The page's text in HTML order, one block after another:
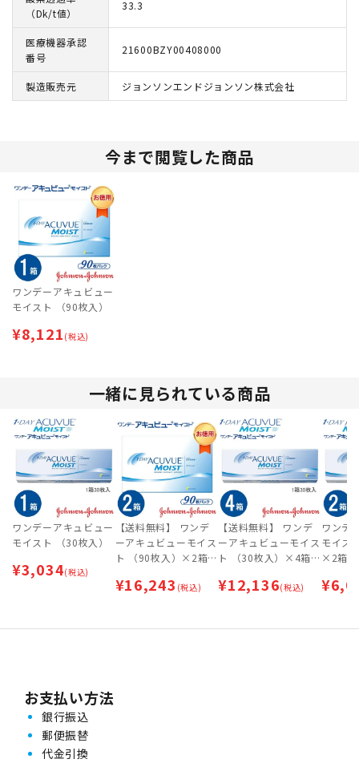
（Dk/t値）
33.3
医療機器承認
番号
21600BZY00408000
製造販売元 ジョンソンエンドジョンソン株式会社
今まで閲覧した商品
ワンデーアキュビュー
モイスト （90枚入）
¥8,121 (税込)
一緒に見られている商品
ワンデーアキュビュー
モイスト （30枚入）
¥3,034(税込)
【送料無料】 ワンデ
ーアキュビューモイス
ト （90枚入）×2箱セ
¥16,243 (税込)
【送料無料】 ワンデ
ーアキュビューモイス
ト （30枚入）×4箱セ
¥12,136(税込)
ワンデ
モイス
×2箱
¥
お支払い方法
銀行振込
郵便振替
代金引換